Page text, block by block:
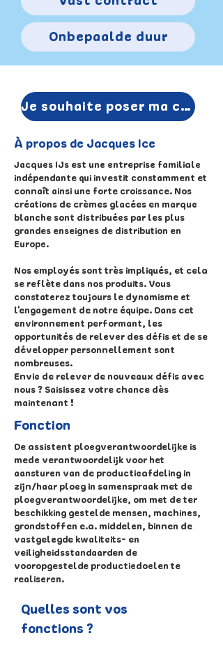
Onbepaalde duur
Je souhaite poser ma candidature
À propos de Jacques Ice
Jacques IJs est une entreprise familiale
indépendante qui investit constamment et
connaît ainsi une forte croissance. Nos
créations de crèmes glacées en marque
blanche sont distribuées par les plus
grandes enseignes de distribution en
Europe.
Nos employés sont très impliqués, et cela
se reflète dans nos produits. Vous
constaterez toujours le dynamisme et
l'engagement de notre équipe. Dans cet
environnement performant, les
opportunités de relever des défis et de se
développer personnellement sont
nombreuses.
Envie de relever de nouveaux défis avec
nous ? Saisissez votre chance dès
maintenant !
Fonction
De assistent ploegverantwoordelijke is
mede verantwoordelijk voor het
aansturen van de productieafdeling in
zijn/haar ploeg in samenspraak met de
ploegverantwoordelijke, om met de ter
beschikking gestelde mensen, machines,
grondstoffen e.a. middelen, binnen de
vastgelegde kwaliteits- en
veiligheidsstandaarden de
vooropgestelde productiedoelen te
realiseren.
Quelles sont vos
fonctions ?